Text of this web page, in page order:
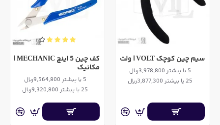
سیم چین کوچک VOLT | ولت
5 یا بیشتر 3,978,800ریال
25 یا بیشتر 3,877,300ریال
کف چین 5 اینچ MECHANIC |
مکانیک
5 یا بیشتر 9,564,800ریال
25 یا بیشتر 9,320,800ریال